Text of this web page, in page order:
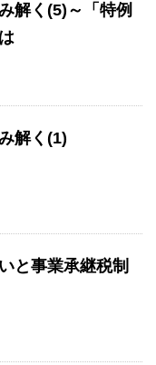
解く(5)～「特例
解く(1)
と事業承継税制